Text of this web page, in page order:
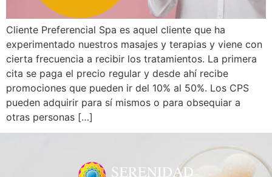
Cliente Preferencial Spa es aquel cliente que ha
experimentado nuestros masajes y terapias y viene con
cierta frecuencia a recibir los tratamientos. La primera
cita se paga el precio regular y desde ahí recibe
promociones que pueden ir del 10% al 50%. Los CPS
pueden adquirir para sí mismos o para obsequiar a
otras personas […]